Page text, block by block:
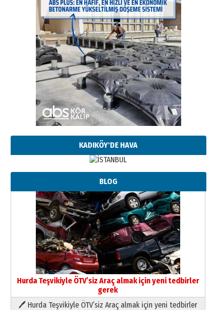
KADIKÖY'DE HAVA
BLOG
Hurda Teşvikiyle ÖTV’siz Araç almak için yeni tedbirler
gerek
🖊 Hurda Teşvikiyle ÖTV’siz Araç almak için yeni tedbirler